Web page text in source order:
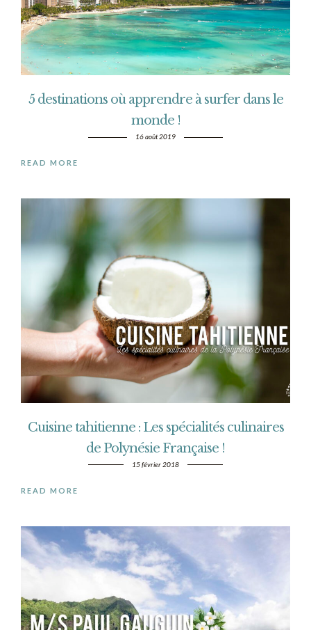
5 destinations où apprendre à surfer dans le
monde !
16 août 2019
READ MORE
Cuisine tahitienne : Les spécialités culinaires
de Polynésie Française !
15 février 2018
READ MORE